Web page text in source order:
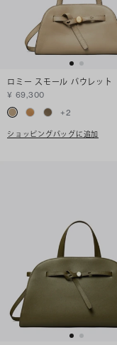
ロミー スモール バウレット
¥ 69,300
+2
ショッピングバッグに追加